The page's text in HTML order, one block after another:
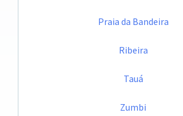
Praia da Bandeira
Ribeira
Tauá
Zumbi